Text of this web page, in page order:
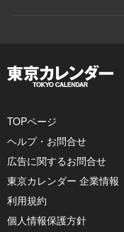
TOPページ
ヘルプ・お問合せ
広告に関するお問合せ
東京カレンダー 企業情報
利用規約
個人情報保護方針